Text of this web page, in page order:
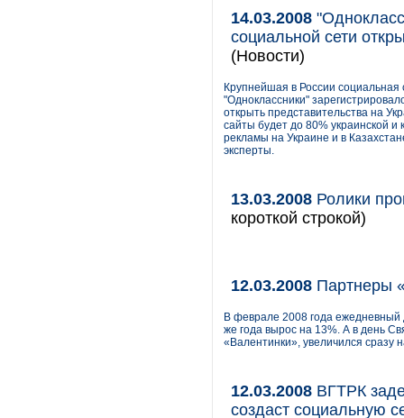
14.03.2008
социальной сети
(Новости)
Крупнейшая в России
"Одноклассники"
открыть представительства на
сайты будет до 80% украинской
рекламы на Украине и в
эксперты.
13.03.2008 Ролики
короткой строкой)
12.03.2008 Партнеры
В феврале 2008 года
же года вырос на 13%. А в день
«Валентинки», увеличился сразу
12.03.2008 ВГТРК
создаст социальную